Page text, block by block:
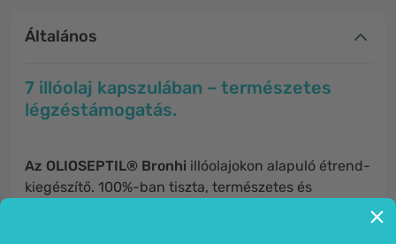
Általános
7 illóolaj kapszulában – természetes
légzéstámogatás.
Az OLIOSEPTIL® Bronhi illóolajokon alapuló étrend-
kiegészítő. 100%-ban tiszta, természetes és